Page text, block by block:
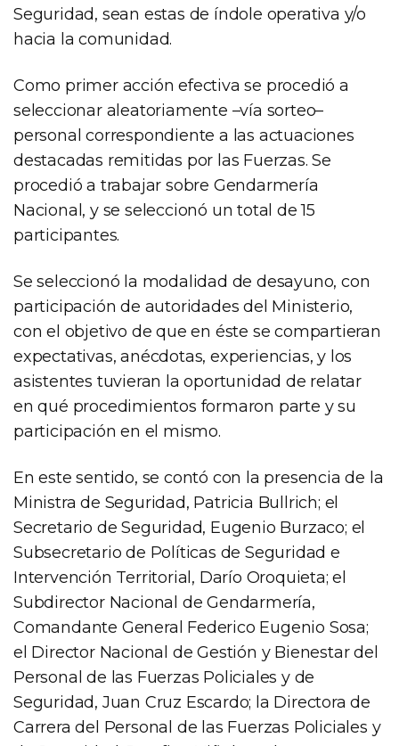
Seguridad, sean estas de índole operativa y/o
hacia la comunidad.
Como primer acción efectiva se procedió a
seleccionar aleatoriamente –vía sorteo–
personal correspondiente a las actuaciones
destacadas remitidas por las Fuerzas. Se
procedió a trabajar sobre Gendarmería
Nacional, y se seleccionó un total de 15
participantes.
Se seleccionó la modalidad de desayuno, con
participación de autoridades del Ministerio,
con el objetivo de que en éste se compartieran
expectativas, anécdotas, experiencias, y los
asistentes tuvieran la oportunidad de relatar
en qué procedimientos formaron parte y su
participación en el mismo.
En este sentido, se contó con la presencia de la
Ministra de Seguridad, Patricia Bullrich; el
Secretario de Seguridad, Eugenio Burzaco; el
Subsecretario de Políticas de Seguridad e
Intervención Territorial, Darío Oroquieta; el
Subdirector Nacional de Gendarmería,
Comandante General Federico Eugenio Sosa;
el Director Nacional de Gestión y Bienestar del
Personal de las Fuerzas Policiales y de
Seguridad, Juan Cruz Escardo; la Directora de
Carrera del Personal de las Fuerzas Policiales y